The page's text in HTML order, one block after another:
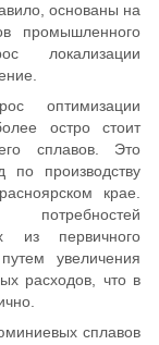
основаны на
промышленного
локализации
оптимизации
остро стоит
сплавов. Это
по производству
крае.
потребностей
из первичного
увеличения
расходов, что в
сплавов